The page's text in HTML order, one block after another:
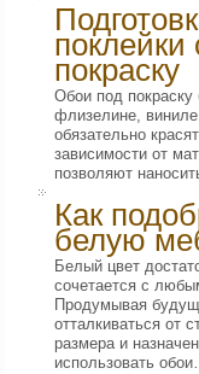
поклейки
покраску
Обои под
флизелине,
обязательно
зависимости от
позволяют
Как
белую
Белый цвет
сочетается с
Продумывая
отталкиваться от
размера и
использовать